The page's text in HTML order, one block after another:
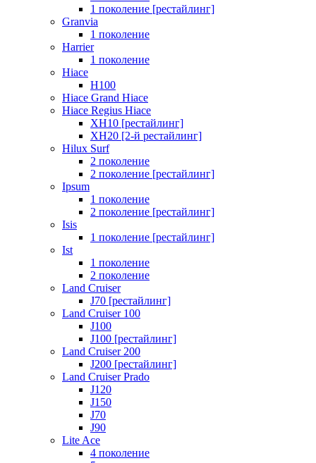
1 поколение [рестайлинг]
Granvia
1 поколение
Harrier
1 поколение
Hiace
H100
Hiace Grand Hiace
Hiace Regius Hiace
XH10 [рестайлинг]
XH20 [2-й рестайлинг]
Hilux Surf
2 поколение
2 поколение [рестайлинг]
Ipsum
1 поколение
2 поколение [рестайлинг]
Isis
1 поколение [рестайлинг]
Ist
1 поколение
2 поколение
Land Cruiser
J70 [рестайлинг]
Land Cruiser 100
J100
J100 [рестайлинг]
Land Cruiser 200
J200 [рестайлинг]
Land Cruiser Prado
J120
J150
J70
J90
Lite Ace
4 поколение